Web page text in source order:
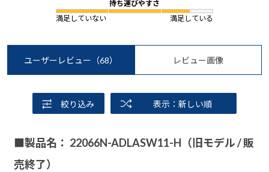
持ち運びやすさ
満足していない
満足している
ユーザーレビュー （68） レビュー画像
絞り込み 表示：新しい順
■製品名： 22066N-ADLASW11-H（旧モデル / 販
売終了）